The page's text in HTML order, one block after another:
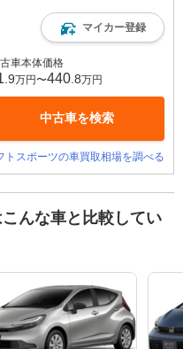
マイカー登録
車本体価格
.9万円〜440 .8万円
中古車を検索
トスポーツの車買取相場を調べる
んな車と比較してい